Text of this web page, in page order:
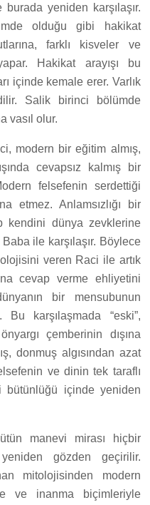
yeniden karşılaşır.
olduğu gibi hakikat
farklı kisveler ve
Hakikat arayışı bu
içinde kemale erer. Varlık
Salik birinci bölümde
vasıl olur.
modern bir eğitim almış,
cevapsız kalmış bir
felsefenin serdettiği
etmez. Anlamsızlığı bir
kendini dünya zevklerine
ile karşılaşır. Böylece
veren Raci ile artık
cevap verme ehliyetini
bir mensubunun
Bu karşılaşmada “eski”,
çemberinin dışına
donmuş algısından azat
ve dinin tek taraflı
bütünlüğü içinde yeniden
manevi mirası hiçbir
gözden geçirilir.
mitolojisinden modern
ve inanma biçimleriyle